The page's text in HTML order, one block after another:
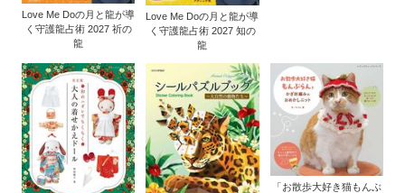
Love Me Doの月と龍が導
く守護龍占術 2027 祈の
龍
Love Me Doの月と龍が導
く守護龍占術 2027 知の
龍
「お散歩大好き猫もんぶ